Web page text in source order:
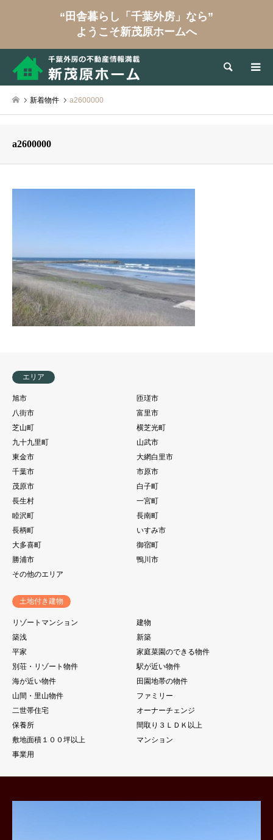
“田舎暮らし「千葉外房」なら”
ようこそ新茂原ホームへ
検索
新着物件 a2600000
a2600000
エリア
旭市
匝瑳市
八街市
富里市
芝山町
横芝光町
九十九里町
山武市
東金市
大網白里市
千葉市
市原市
茂原市
白子町
長生村
一宮町
睦沢町
長南町
長柄町
いすみ市
大多喜町
御宿町
勝浦市
鴨川市
その他のエリア
土地付き建物
リゾートマンション
建物
築浅
新築
平家
家庭菜園のできる物件
別荘・リゾート物件
駅が近い物件
海が近い物件
田園地帯の物件
山間・里山物件
ファミリー
二世帯住宅
オーナーチェンジ
保養所
間取り３ＬＤＫ以上
敷地面積１００坪以上
マンション
事業用